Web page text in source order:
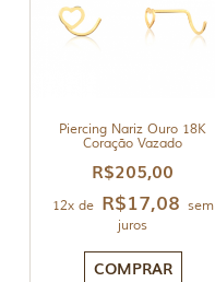
Piercing Nariz Ouro 18K
Coração Vazado
R$205,00
12x de R$17,08 sem
juros
COMPRAR